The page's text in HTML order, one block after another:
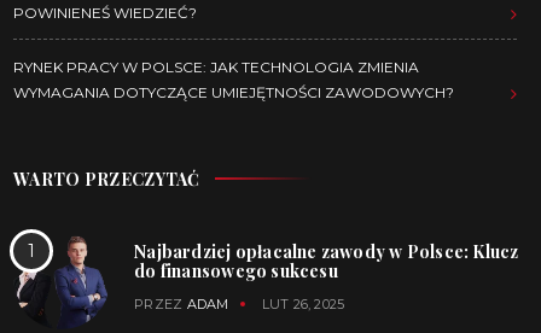
POWINIENEŚ WIEDZIEĆ?
RYNEK PRACY W POLSCE: JAK TECHNOLOGIA ZMIENIA
WYMAGANIA DOTYCZĄCE UMIEJĘTNOŚCI ZAWODOWYCH?
WARTO PRZECZYTAĆ
Najbardziej opłacalne zawody w Polsce: Klucz
do finansowego sukcesu
PRZEZ ADAM LUT 26, 2025